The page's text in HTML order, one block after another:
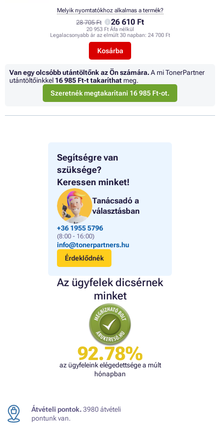
Segítségre van
szüksége?
Keressen minket!
Tanácsadó a
választásban
+36 1955 5796
(8:00 - 16:00)
info@tonerpartners.hu
Érdeklődnék
Az ügyfelek dicsérnek
minket
92.78%
az ügyfeleink elégedettsége a múlt
hónapban
28 705 Ft 26 610 Ft
20 953 Ft Áfa nélkül
Legalacsonyabb ár az elmúlt 30 napban: 24 700 Ft
Kosárba
Melyik nyomtatókhoz alkalmas a termék?
Van egy olcsóbb utántöltőnk az Ön számára.A mi TonerPartner
utántöltőinkkel 16 985 Ft-t takaríthat meg.
Szeretnék megtakarítani 16 985 Ft-ot.
Átvételi pontok.3980 átvételi
pontunk van.